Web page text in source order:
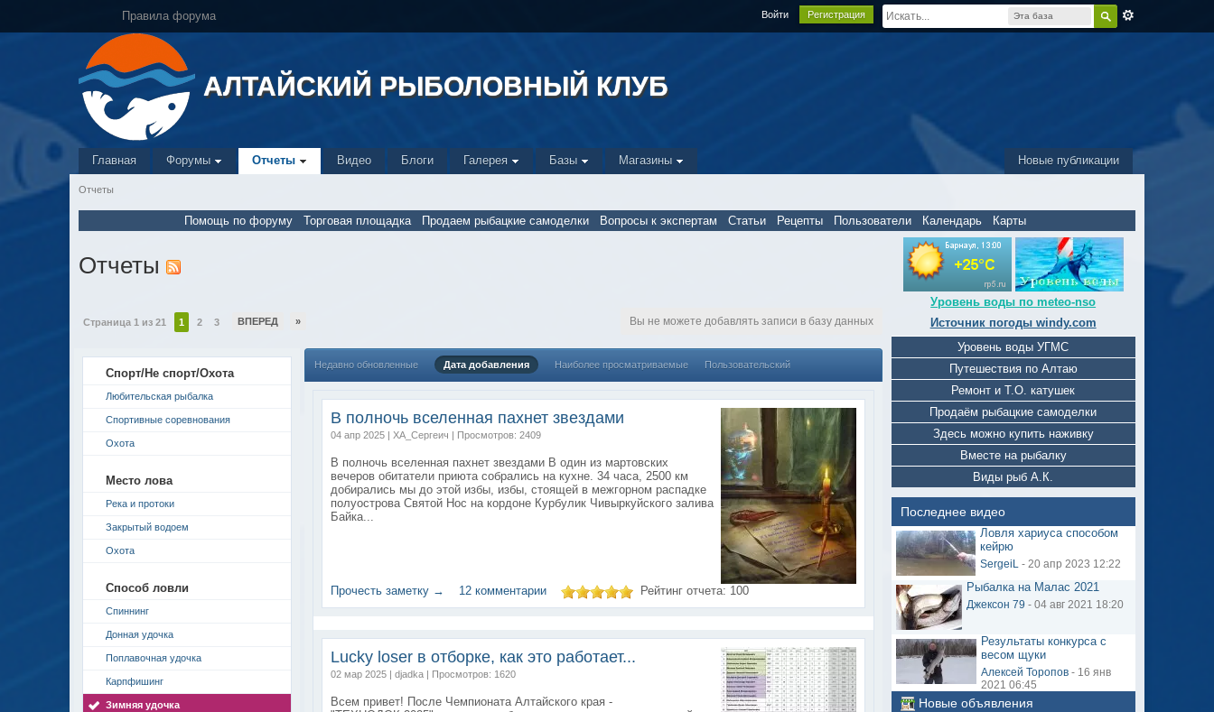
Эта база
данных
Правила форума Войти Регистрация
АЛТАЙСКИЙ РЫБОЛОВНЫЙ КЛУБ
Новые публикации
Главная Форумы Отчеты Видео Блоги Галерея Базы Магазины
Отчеты
Помощь по форуму Торговая площадка Продаем рыбацкие самоделки Вопросы к экспертам Статьи Рецепты Пользователи Календарь Карты
Уровень воды по meteo-nso
Источник погоды windy.com
Уровень воды УГМС
Путешествия по Алтаю
Ремонт и Т.О. катушек
Продаём рыбацкие самоделки
Здесь можно купить наживку
Вместе на рыбалку
Виды рыб А.К.
Последнее видео
Ловля хариуса способом
кейрю
SergeiL- 20 апр 2023 12:22
Рыбалка на Малас 2021
Джексон 79 - 04 авг 2021 18:20
Результаты конкурса с
весом щуки
Алексей Торопов- 16 янв
2021 06:45
Новые объявления
Отчеты
Страница 1 из 21 1 2 3 ВПЕРЕД » Вы не можете добавлять записи в базу данных
Спорт/Не спорт/Охота
Любительская рыбалка
Спортивные соревнования
Охота
Место лова
Река и протоки
Закрытый водоем
Охота
Способ ловли
Спиннинг
Донная удочка
Поплавочная удочка
Карпфишинг
Зимняя удочка
Недавно обновленные Дата добавления Наиболее просматриваемые Пользовательский
В полночь вселенная пахнет звездами
04 апр 2025 | ХА_Сергеич | Просмотров: 2409
В полночь вселенная пахнет звездами В один из мартовских
вечеров обитатели приюта собрались на кухне. 34 часа, 2500 км
добирались мы до этой избы, избы, стоящей в межгорном распадке
полуострова Святой Нос на кордоне Курбулик Чивыркуйского залива
Байка...
Прочесть заметку → 12 комментарии Рейтинг отчета: 100
Lucky loser в отборке, как это работает...
02 мар 2025 | djadka | Просмотров: 1620
Всем привет! После Чемпионата Алтайского края -